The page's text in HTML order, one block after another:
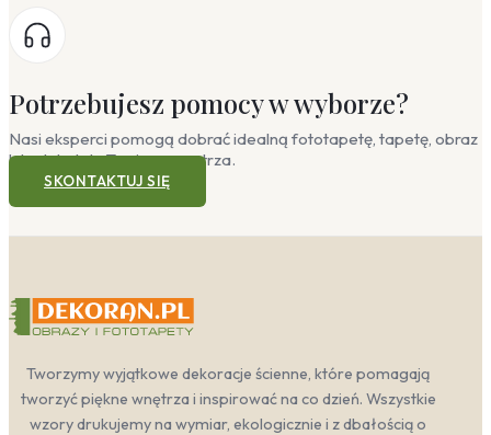
Potrzebujesz pomocy w wyborze?
Nasi eksperci pomogą dobrać idealną fototapetę, tapetę, obraz
lub plakat do Twojego wnętrza.
SKONTAKTUJ SIĘ
Tworzymy wyjątkowe dekoracje ścienne, które pomagają
tworzyć piękne wnętrza i inspirować na co dzień. Wszystkie
wzory drukujemy na wymiar, ekologicznie i z dbałością o